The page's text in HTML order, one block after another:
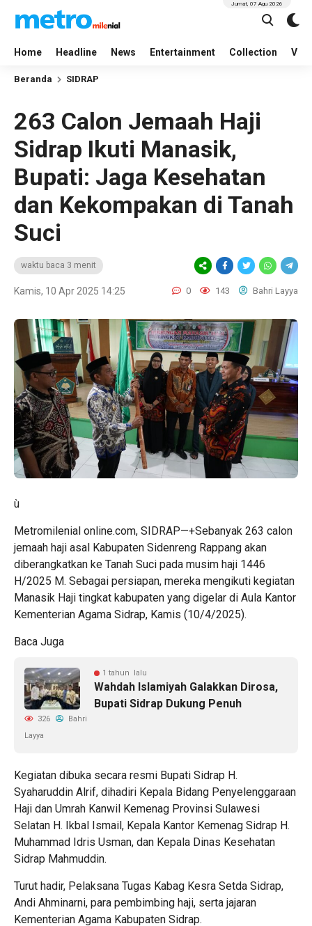
Home Headline News Entertainment Collection
Jumat, 07 Agu 2026
Beranda SIDRAP
263 Calon Jemaah Haji
Sidrap Ikuti Manasik,
Bupati: Jaga Kesehatan
dan Kekompakan di Tanah
Suci
waktu baca 3 menit
Kamis, 10 Apr 2025 14:25 0 143 Bahri Layya
ù
Metromilenial online.com, SIDRAP—+Sebanyak 263 calon
jemaah haji asal Kabupaten Sidenreng Rappang akan
diberangkatkan ke Tanah Suci pada musim haji 1446
H/2025 M. Sebagai persiapan, mereka mengikuti kegiatan
Manasik Haji tingkat kabupaten yang digelar di Aula Kantor
Kementerian Agama Sidrap, Kamis (10/4/2025).
Baca Juga
1 tahun lalu
Wahdah Islamiyah Galakkan Dirosa,
Bupati Sidrap Dukung Penuh
326
Bahri
Layya
Kegiatan dibuka secara resmi Bupati Sidrap H.
Syaharuddin Alrif, dihadiri Kepala Bidang Penyelenggaraan
Haji dan Umrah Kanwil Kemenag Provinsi Sulawesi
Selatan H. Ikbal Ismail, Kepala Kantor Kemenag Sidrap H.
Muhammad Idris Usman, dan Kepala Dinas Kesehatan
Sidrap Mahmuddin.
Turut hadir, Pelaksana Tugas Kabag Kesra Setda Sidrap,
Andi Ahminarni, para pembimbing haji, serta jajaran
Kementerian Agama Kabupaten Sidrap.